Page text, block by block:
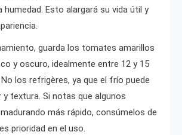
humedad. Esto alargará su vida útil y
guarda los tomates amarillos
y oscuro, idealmente entre 12 y 15
los refrigères, ya que el frío puede
textura. Si notas que algunos
más rápido, consúmelos de
prioridad en el uso.